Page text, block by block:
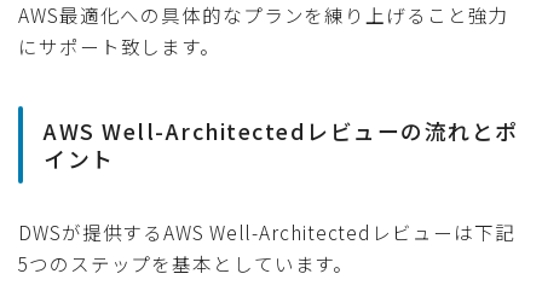
AWS最適化への具体的なプランを練り上げること強力
にサポート致します。
AWS Well-Architectedレビューの流れとポ
イント
DWSが提供するAWS Well-Architectedレビューは下記
5つのステップを基本としています。